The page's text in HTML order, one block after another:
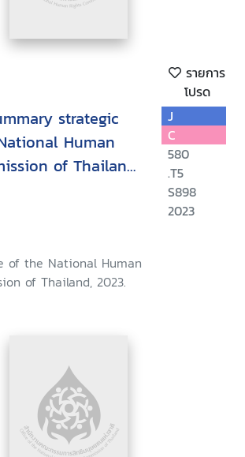
รายการ
โปรด
strategic
Human
of Thailand
2566 - 2570
of the National Human
of Thailand, 2023.
J
C
580
.T5
S898
2023